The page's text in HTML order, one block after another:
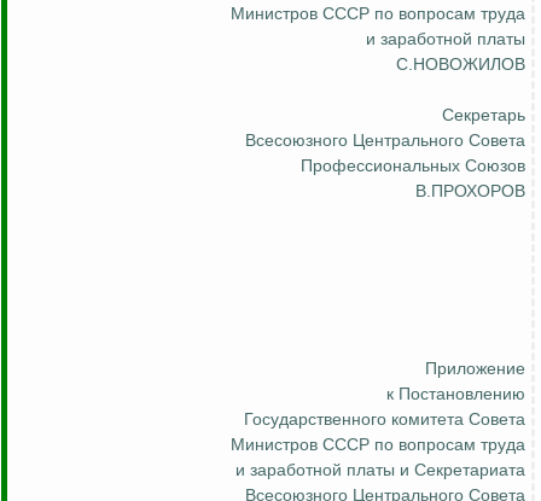
Министров СССР по вопросам труда
и заработной платы
С.НОВОЖИЛОВ
Секретарь
Всесоюзного Центрального Совета
Профессиональных Союзов
В.ПРОХОРОВ
Приложение
к Постановлению
Государственного комитета Совета
Министров СССР по вопросам труда
и заработной платы и Секретариата
Всесоюзного Центрального Совета